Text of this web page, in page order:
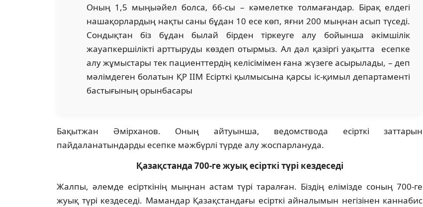
Оның 1,5 мыңыәйел болса, 66-сы – кәмелетке толмағандар. Бірақ елдегі
нашақорлардың нақты саны бұдан 10 есе көп, яғни 200 мыңнан асып түседі.
Сондықтан біз бұдан былай бірден тіркеуге алу бойынша әкімшілік
жауапкершілікті арттыруды көздеп отырмыз. Ал дәл қазіргі уақытта есепке
алу жұмыстары тек пациенттердің келісімімен ғана жүзеге асырылады, – деп
мәлімдеген болатын ҚР ІІМ Есірткі қылмысына қарсы іс-қимыл департаменті
бастығының орынбасары
Бақытжан Әмірханов. Оның айтуынша, ведомствода есірткі заттарын
пайдаланатындарды есепке мәжбүрлі түрде алу жоспарлануда.
Қазақстанда 700-ге жуық есірткі түрі кездеседі
Жалпы, әлемде есірткінің мыңнан астам түрі таралған. Біздің елімізде соның 700-ге
жуық түрі кездеседі. Мамандар Қазақстандағы есірткі айналымын негізінен каннабис